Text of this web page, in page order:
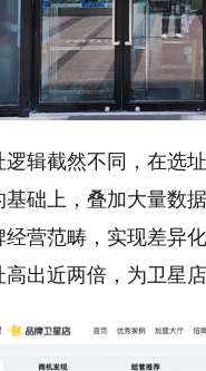
辑截然不同，在选
基础上，叠加大量数
营范畴，实现差异
出近两倍，为卫星